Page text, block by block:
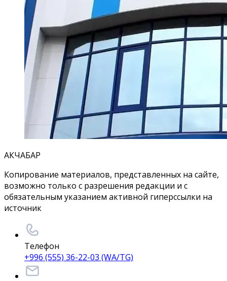
АКЧАБАР
Копирование материалов, представленных на сайте,
возможно только с разрешения редакции и с
обязательным указанием активной гиперссылки на
источник
Телефон
+996 (555) 36-22-03 (WA/TG)